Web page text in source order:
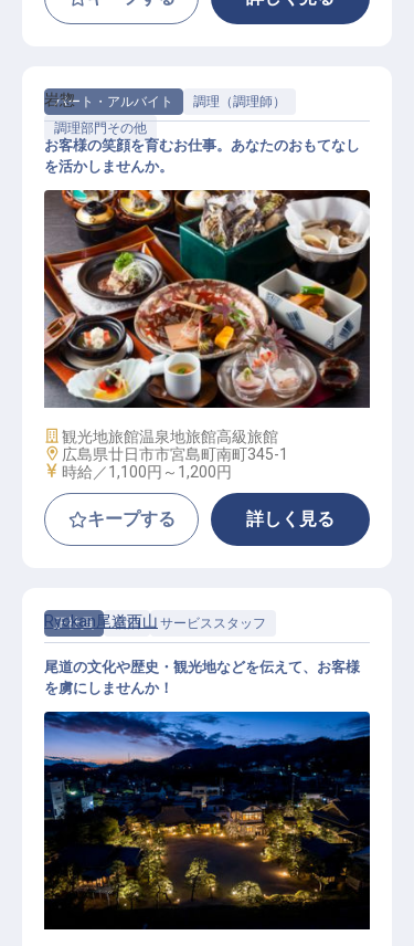
パート・アルバイト
調理（調理師）
調理部門その他
調理補助 （パート）
岩惣
お客様の笑顔を育むお仕事。あなたのおもてなし
を活かしませんか。
施設業態
観光地旅館温泉地旅館高級旅館
勤務地
広島県廿日市市宮島町南町345-1
給与
時給／1,100円～ 1,200円
キープする 詳しく見る
正社員 宿泊 サービススタッフ
ゲストリレーション（未経験OK／寮
あり／年間休日104日）
Ryokan尾道西山
尾道の文化や歴史・観光地などを伝えて、お客様
を虜にしませんか！